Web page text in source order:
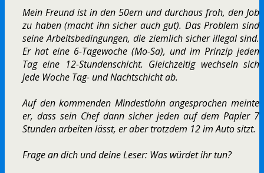
Mein Freund ist in den 50ern und durchaus froh, den Job
zu haben (macht ihn sicher auch gut). Das Problem sind
seine Arbeitsbedingungen, die ziemlich sicher illegal sind.
Er hat eine 6-Tagewoche (Mo-Sa), und im Prinzip jeden
Tag eine 12-Stundenschicht. Gleichzeitig wechseln sich
jede Woche Tag- und Nachtschicht ab.
Auf den kommenden Mindestlohn angesprochen meinte
er, dass sein Chef dann sicher jeden auf dem Papier 7
Stunden arbeiten lässt, er aber trotzdem 12 im Auto sitzt.
Frage an dich und deine Leser: Was würdet ihr tun?